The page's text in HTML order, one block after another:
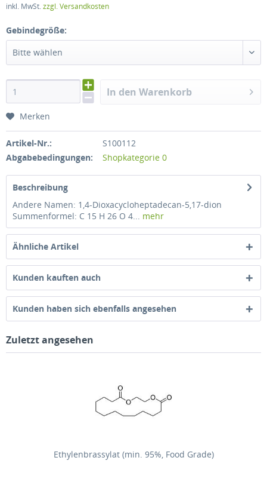
inkl. MwSt.zzgl. Versandkosten
Gebindegröße:
Bitte wählen
In den Warenkorb
Merken
Artikel-Nr.:
S100112
Abgabebedingungen:
Shopkategorie 0
Beschreibung
Andere Namen: 1,4-Dioxacycloheptadecan-5,17-dion
Summenformel: C 15 H 26 O 4... mehr
Ähnliche Artikel
Kunden kauften auch
Kunden haben sich ebenfalls angesehen
Zuletzt angesehen
Ethylenbrassylat (min. 95%, Food Grade)